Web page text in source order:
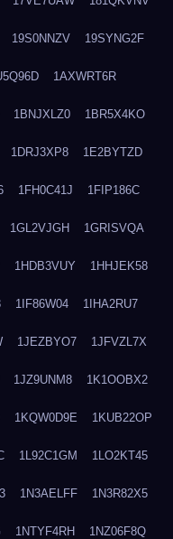
19S0NNZV 19SYNG2F
1AXWRT6R
1BNJXLZ0 1BR5X4KO
1DRJ3XP8 1E2BYTZD
1FH0C41J 1FIP186C
1GL2VJGH 1GRISVQA
1HDB3VUY 1HHJEK58
1IF86W04 1IHA2RU7
1JEZBYO7 1JFVZL7X
1JZ9UNM8 1K1OOBX2
1KQW0D9E 1KUB22OP
1L92C1GM 1LO2KT45
1N3AELFF 1N3R82X5
1NTYF4RH 1NZ06F8Q